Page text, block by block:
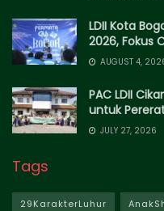
LDII Kota
2026, Fokus
AUGUST 4,
PAC LDII
untuk
JULY 27, 2026
Tags
29KarakterLuhur